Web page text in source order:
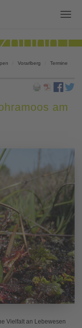
Vorarlberg
Termine
am
Vielfalt an Lebewesen